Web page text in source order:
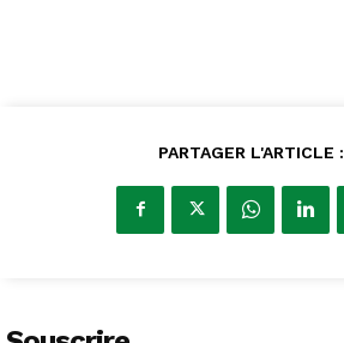
PARTAGER L'ARTICLE :